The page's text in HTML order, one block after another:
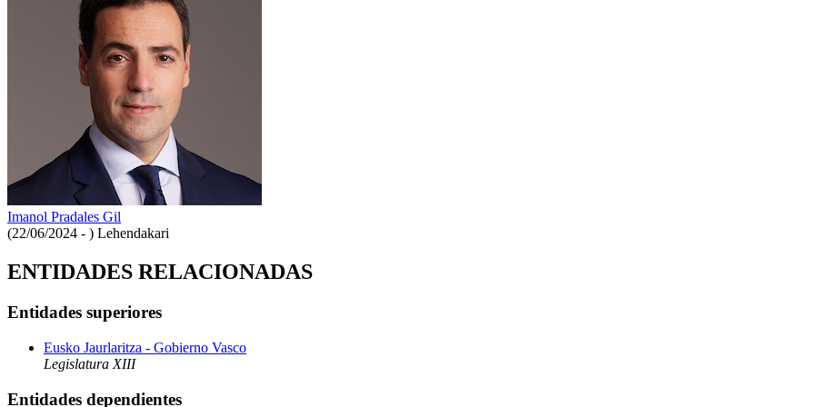
Imanol Pradales Gil
(22/06/2024 - ) Lehendakari
ENTIDADES RELACIONADAS
Entidades superiores
Eusko Jaurlaritza - Gobierno Vasco
Legislatura XIII
Entidades dependientes